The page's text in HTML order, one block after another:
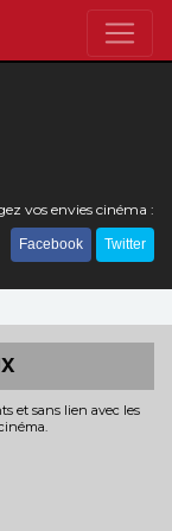
vos envies cinéma :
Facebook Twitter
et sans lien avec les